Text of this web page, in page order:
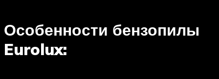
Особенности бензопилы
Eurolux: